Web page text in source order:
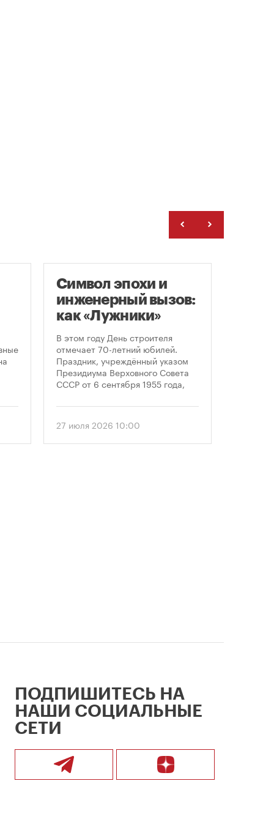
Символ эпохи и
инженерный вызов:
как «Лужники»
стали символом
Дня строителя
В этом году День строителя
отмечает 70-летний юбилей.
Праздник, учреждённый указом
Президиума Верховного Совета
СССР от 6 сентября 1955 года,
1956 года. И главным подарком
стало открытие Большой
спортивной арены «Лужники». С
27 июля 2026 10:00
ПОДПИШИТЕСЬ НА
НАШИ СОЦИАЛЬНЫЕ
СЕТИ